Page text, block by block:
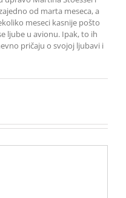
od marta meseca, a
meseci kasnije pošto
ljube u avionu. Ipak, to ih
pričaju o svojoj ljubavi i